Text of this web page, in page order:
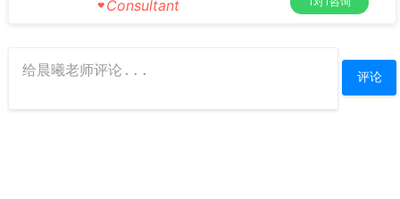
♥ Consultant